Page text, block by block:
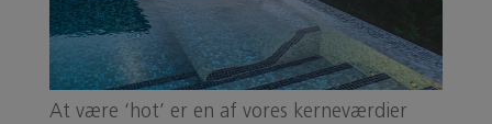
At være ‘hot’ er en af vores kerneværdier